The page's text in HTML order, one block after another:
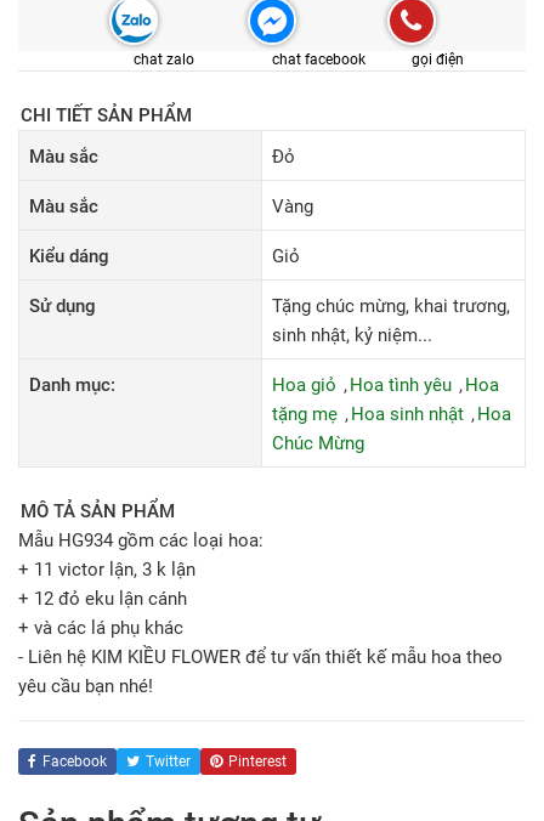
chat zalo chat facebook gọi điện
CHI TIẾT SẢN PHẨM
Màu sắc
Đỏ
Màu sắc Vàng
Kiểu dáng Giỏ
Sử dụng
Tặng chúc mừng, khai trương,
sinh nhật, kỷ niệm...
Danh mục: Hoa giỏ Hoa tình yêu
Hoa
tặng mẹ
Hoa sinh nhật
Hoa
Chúc Mừng
MÔ TẢ SẢN PHẨM
Mẫu HG934 gồm các loại hoa:
+ 11 victor lận, 3 k lận
+ 12 đỏ eku lận cánh
+ và các lá phụ khác
- Liên hệ KIM KIỀU FLOWER để tư vấn thiết kế mẫu hoa theo
yêu cầu bạn nhé!
Facebook Twitter Pinterest